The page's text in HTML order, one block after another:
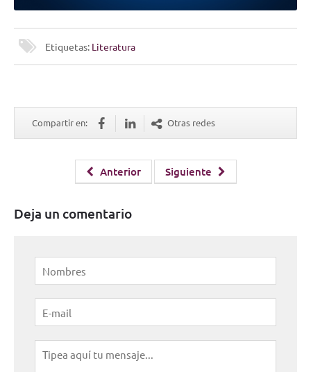
Etiquetas: Literatura
Compartir en: Otras redes
Anterior Siguiente
Deja un comentario